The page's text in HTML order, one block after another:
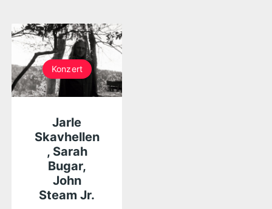
Konzert
Jarle
Skavhellen
, Sarah
Bugar,
John
Steam Jr.